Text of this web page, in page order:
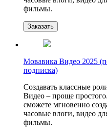
фильмы.
Заказать
Мовавика Видео 2025
подписка)
Создавать классные
Видео – проще
сможете мгновенно
часовые влоги, видео
фильмы.